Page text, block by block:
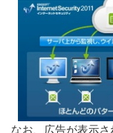
なお、広告が表示さ